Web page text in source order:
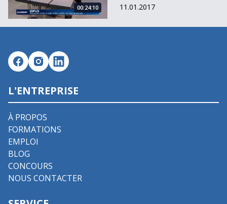
00:24:10
11.01.2017
L'ENTREPRISE
À PROPOS
FORMATIONS
EMPLOI
BLOG
CONCOURS
NOUS CONTACTER